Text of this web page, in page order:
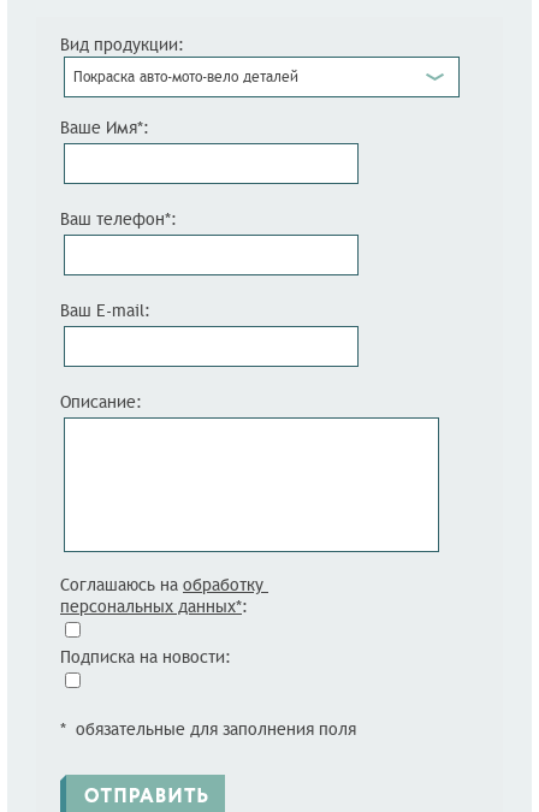
Вид продукции:
Покраска авто-мото-вело деталей
Ваше Имя*:
Ваш телефон*:
Ваш E-mail:
Описание:
Соглашаюсь на обработку
персональных данных*:
Подписка на новости:
* обязательные для заполнения поля